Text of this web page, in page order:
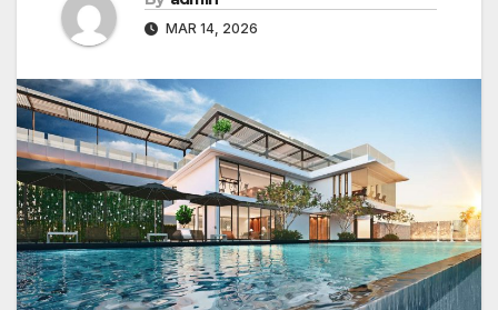
MAR 14, 2026